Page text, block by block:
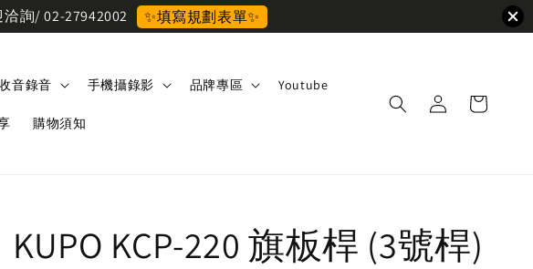
詢/ 02-27942002 ✨填寫規劃表單✨
音錄音 手機攝錄影 品牌專區 Youtube
購物須知
KUPO KCP-220 旗板桿 (3號桿)